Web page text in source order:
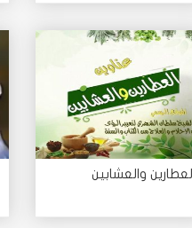
العطارين والعشابين